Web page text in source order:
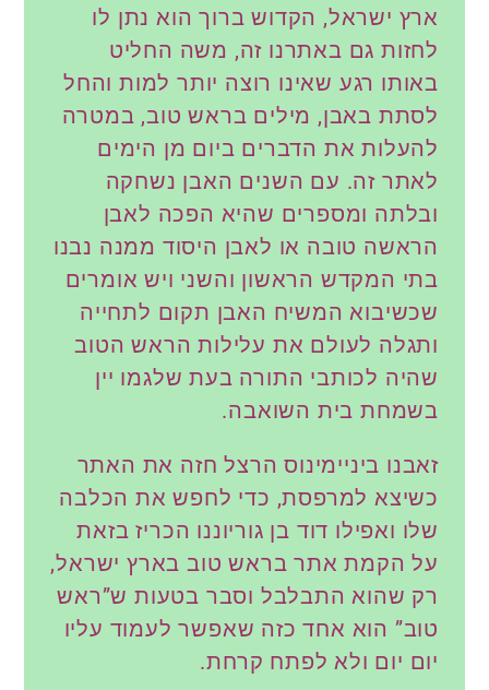
ארץ ישראל, הקדוש ברוך הוא נתן לו
לחזות גם באתרנו זה, משה החליט
באותו רגע שאינו רוצה יותר למות והחל
לסתת באבן, מילים בראש טוב, במטרה
להעלות את הדברים ביום מן הימים
לאתר זה. עם השנים האבן נשחקה
ובלתה ומספרים שהיא הפכה לאבן
הראשה טובה או לאבן היסוד ממנה נבנו
בתי המקדש הראשון והשני ויש אומרים
שכשיבוא המשיח האבן תקום לתחייה
ותגלה לעולם את עלילות הראש הטוב
שהיה לכותבי התורה בעת שלגמו יין
בשמחת בית השואבה.
זאבנו ביניימינוס הרצל חזה את האתר
כשיצא למרפסת, כדי לחפש את הכלבה
שלו ואפילו דוד בן גוריוננו הכריז בזאת
על הקמת אתר בראש טוב בארץ ישראל,
רק שהוא התבלבל וסבר בטעות ש”ראש
טוב” הוא אחד כזה שאפשר לעמוד עליו
יום יום ולא לפתח קרחת.